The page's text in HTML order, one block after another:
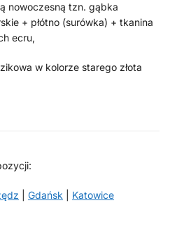
nowoczesną tzn. gąbka
+ płótno (surówka) + tkanina
ecru,
w kolorze starego złota
Gdańsk Katowice